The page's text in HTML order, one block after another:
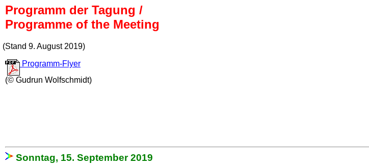
Programm der Tagung /
Programme of the Meeting
(Stand 9. August 2019)
Programm-Flyer
(© Gudrun Wolfschmidt)
Sonntag, 15. September 2019